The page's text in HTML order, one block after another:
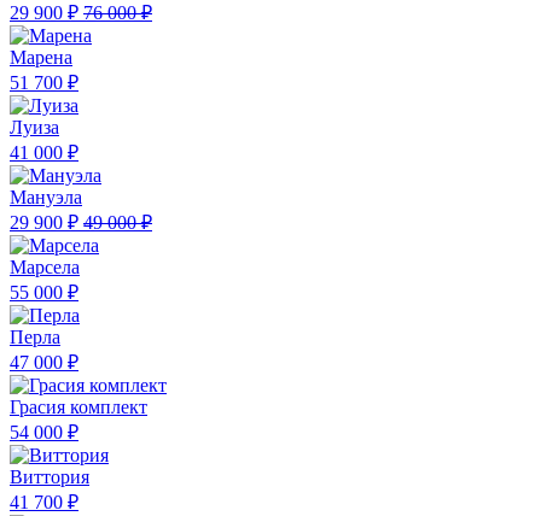
29 900 ₽ 76 000 ₽
Марена
51 700 ₽
Луиза
41 000 ₽
Мануэла
29 900 ₽ 49 000 ₽
Марсела
55 000 ₽
Перла
47 000 ₽
Грасия комплект
54 000 ₽
Виттория
41 700 ₽